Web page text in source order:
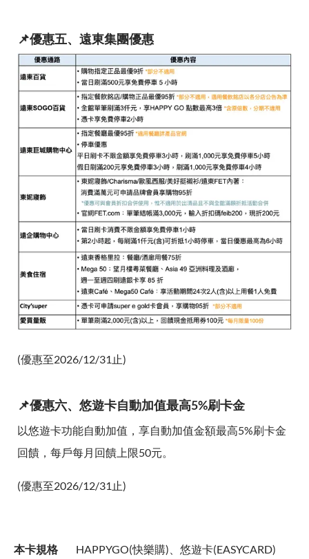
📌優惠五、遠東集團優惠
(優惠至2026/12/31止)
📌優惠六、悠遊卡自動加值最高5%刷卡金
以悠遊卡功能自動加值，享自動加值金額最高5%刷卡金
回饋，每戶每月回饋上限50元。
(優惠至2026/12/31止)
本卡規格 HAPPYGO(快樂購)、悠遊卡(EASYCARD)